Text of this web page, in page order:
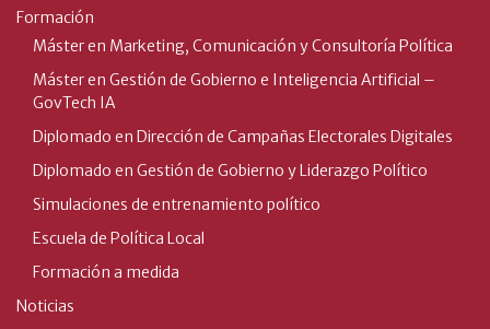
Formación
Máster en Marketing, Comunicación y Consultoría Política
Máster en Gestión de Gobierno e Inteligencia Artificial –
GovTech IA
Diplomado en Dirección de Campañas Electorales Digitales
Diplomado en Gestión de Gobierno y Liderazgo Político
Simulaciones de entrenamiento político
Escuela de Política Local
Formación a medida
Noticias